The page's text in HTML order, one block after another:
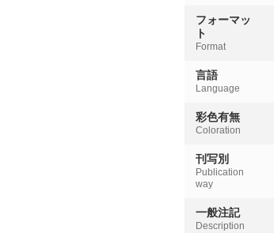
フォーマッ
ト
Format
言語
Language
彩色有無
Coloration
刊写別
Publication
way
一般注記
Description